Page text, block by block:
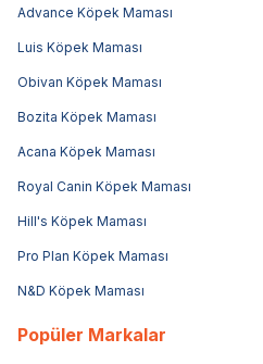
Advance Köpek Maması
Luis Köpek Maması
Obivan Köpek Maması
Bozita Köpek Maması
Acana Köpek Maması
Royal Canin Köpek Maması
Hill's Köpek Maması
Pro Plan Köpek Maması
N&D Köpek Maması
Popüler Markalar